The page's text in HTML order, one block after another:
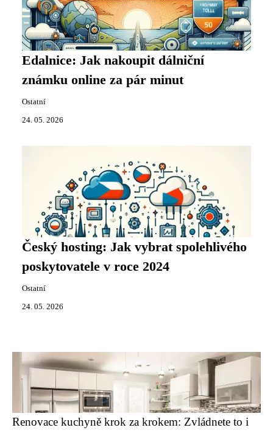
Edalnice: Jak nakoupit dálniční
známku online za pár minut
Ostatní
24. 05. 2026
Český hosting: Jak vybrat spolehlivého
poskytovatele v roce 2024
Ostatní
24. 05. 2026
Renovace kuchyně krok za krokem: Zvládnete to i